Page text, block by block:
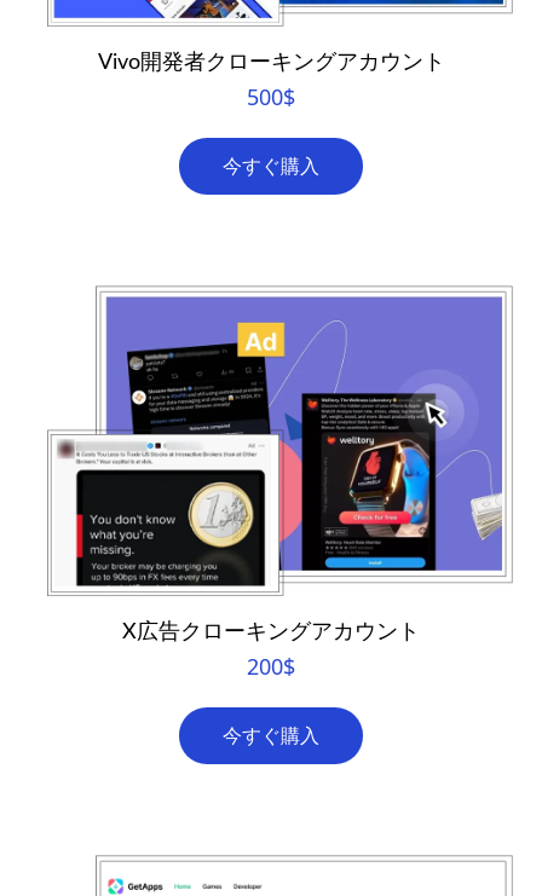
Vivo開発者クローキングアカウント
500$
今すぐ購入
X広告クローキングアカウント
200$
今すぐ購入